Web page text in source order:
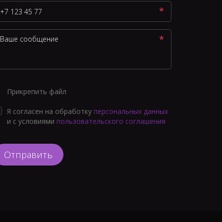
*
*
Прикрепить файл
Я согласен на обработку персональных данных
и с условиями пользовательского соглашения
Отправить